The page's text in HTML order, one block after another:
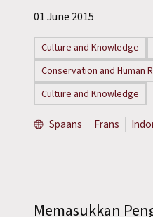
01 June 2015
Culture and Knowledge
Conservation and Human
Culture and Knowledge
Spaans Frans
Memasukkan